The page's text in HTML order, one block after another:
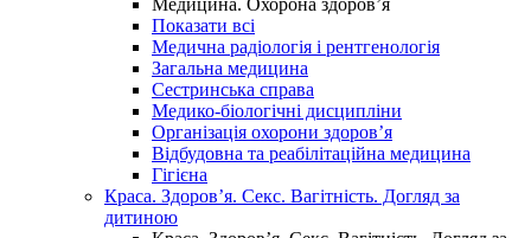
Медицина. Охорона здоров’я
Показати всі
Медична радіологія і рентгенологія
Загальна медицина
Сестринська справа
Медико-біологічні дисципліни
Організація охорони здоров’я
Відбудовна та реабілітаційна медицина
Гігієна
Краса. Здоров’я. Секс. Вагітність. Догляд за
дитиною